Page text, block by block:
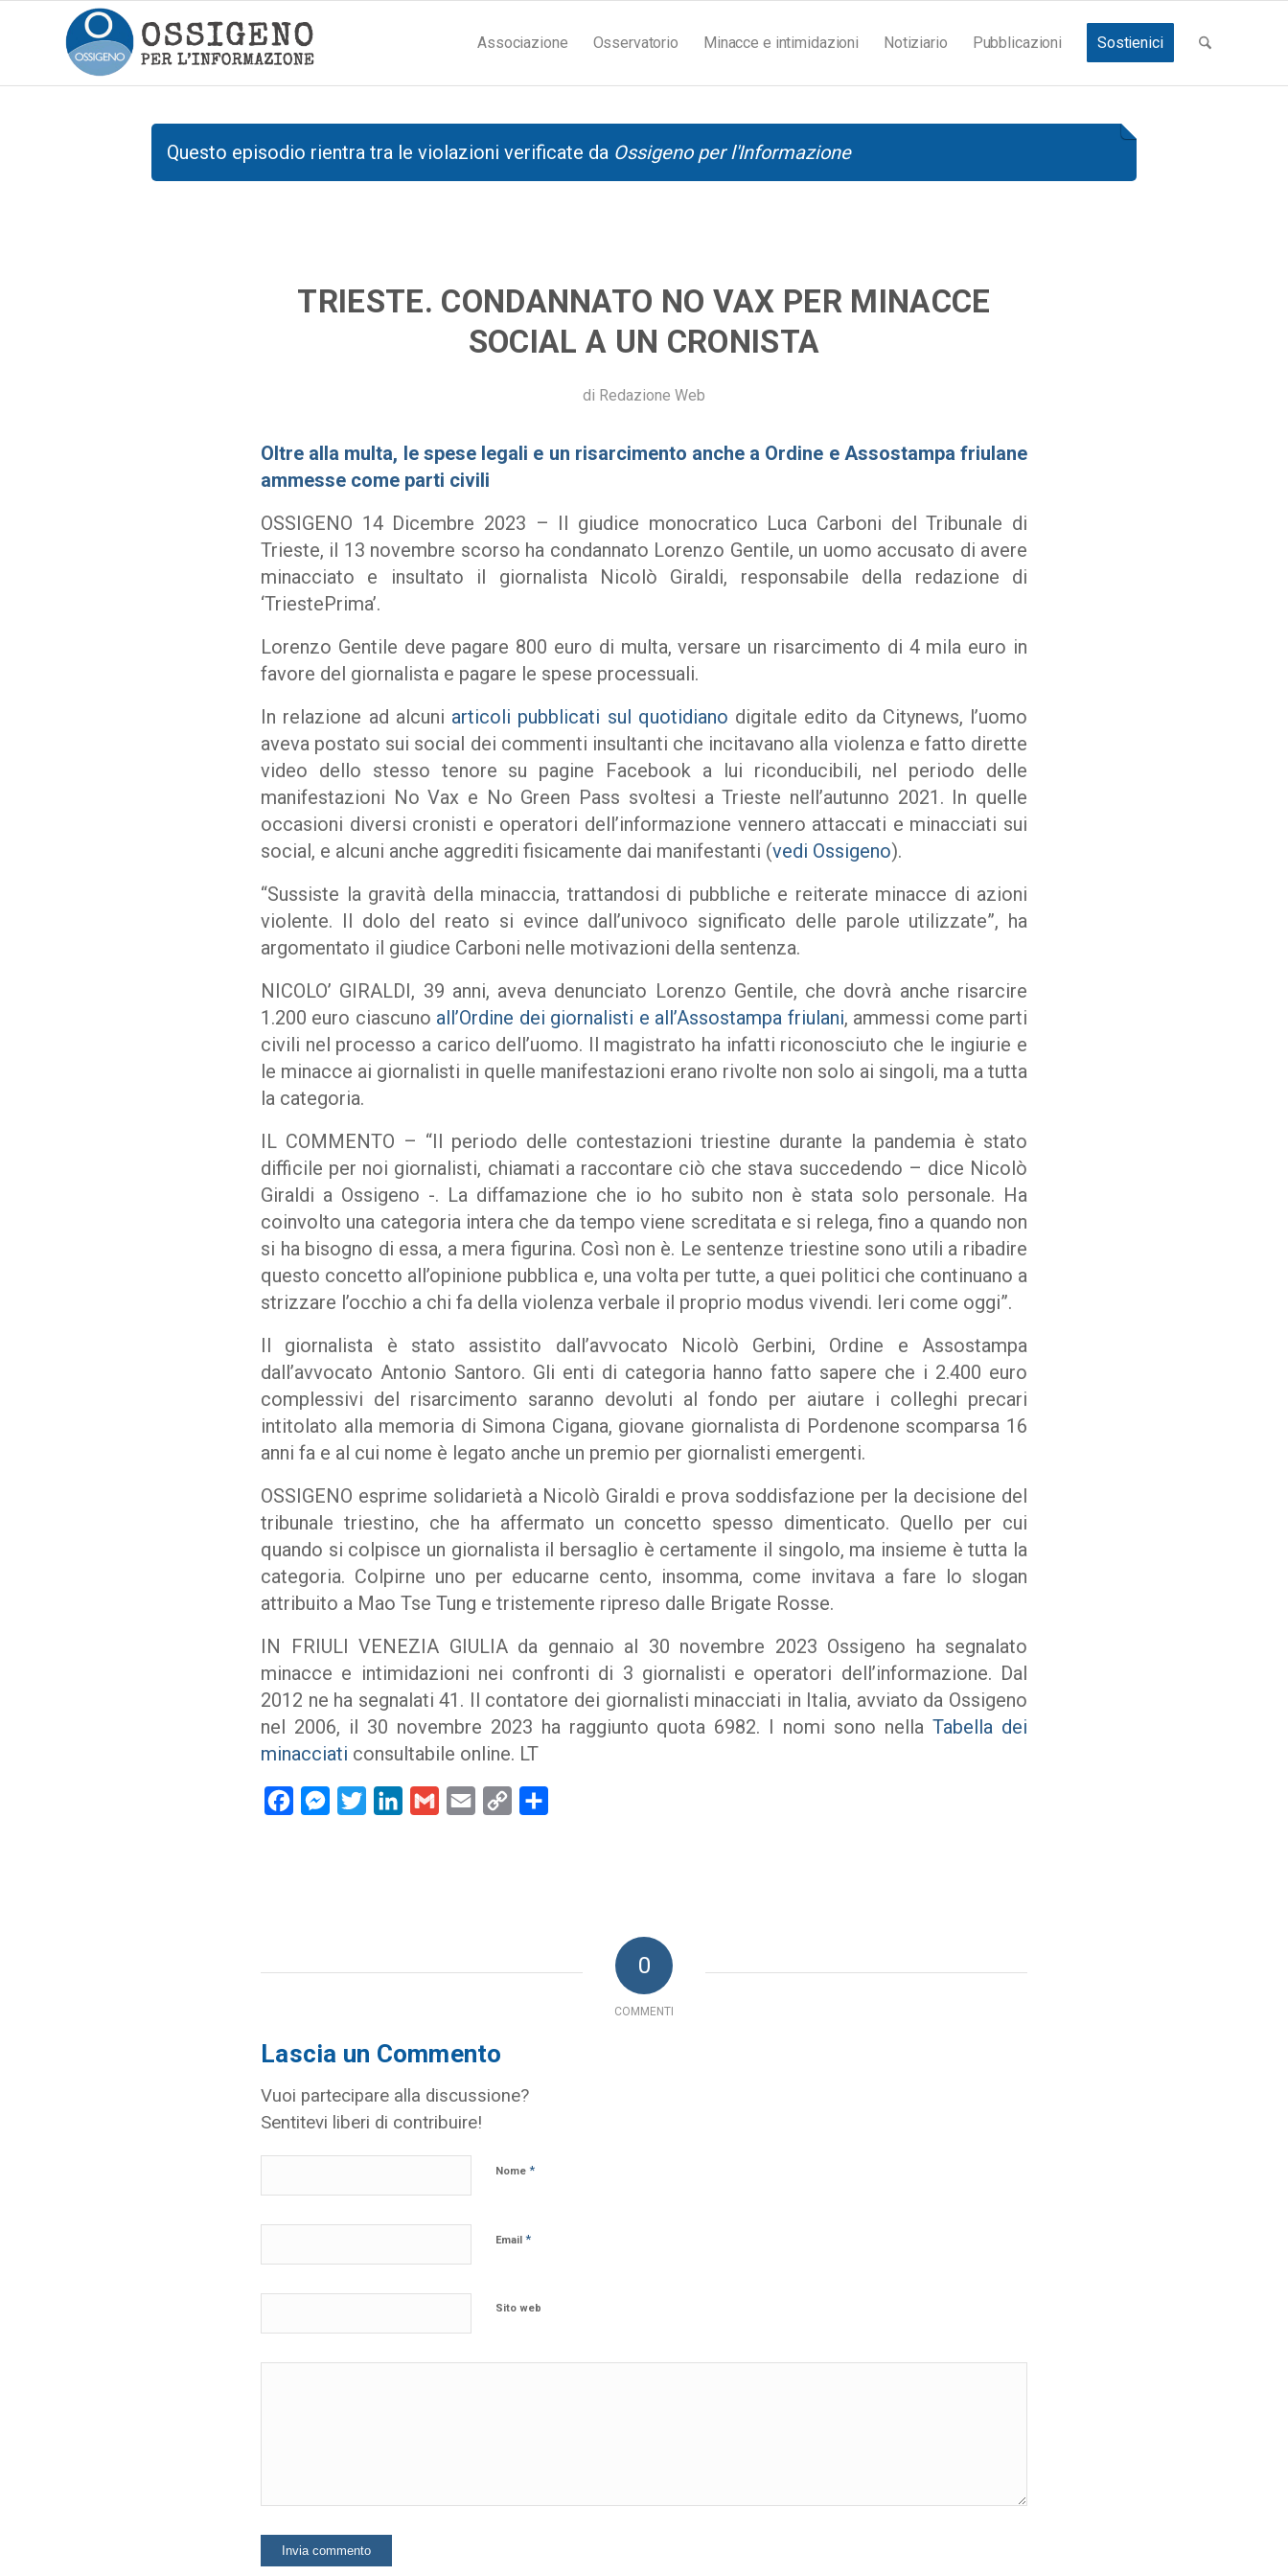
Associazione Osservatorio Minacce e intimidazioni Notiziario Pubblicazioni Sostienici
Questo episodio rientra tra le violazioni verificate da Ossigeno per l'Informazione
TRIESTE. CONDANNATO NO VAX PER MINACCE
SOCIAL A UN CRONISTA
di Redazione Web
Oltre alla multa, le spese legali e un risarcimento anche a Ordine e Assostampa friulane
ammesse come parti civili
OSSIGENO 14 Dicembre 2023 – Il giudice monocratico Luca Carboni del Tribunale di
Trieste, il 13 novembre scorso ha condannato Lorenzo Gentile, un uomo accusato di avere
minacciato e insultato il giornalista Nicolò Giraldi, responsabile della redazione di
‘TriestePrima’.
Lorenzo Gentile deve pagare 800 euro di multa, versare un risarcimento di 4 mila euro in
favore del giornalista e pagare le spese processuali.
In relazione ad alcuni articoli pubblicati sul quotidiano digitale edito da Citynews, l’uomo
aveva postato sui social dei commenti insultanti che incitavano alla violenza e fatto dirette
video dello stesso tenore su pagine Facebook a lui riconducibili, nel periodo delle
manifestazioni No Vax e No Green Pass svoltesi a Trieste nell’autunno 2021. In quelle
occasioni diversi cronisti e operatori dell’informazione vennero attaccati e minacciati sui
social, e alcuni anche aggrediti fisicamente dai manifestanti (vedi Ossigeno).
“Sussiste la gravità della minaccia, trattandosi di pubbliche e reiterate minacce di azioni
violente. Il dolo del reato si evince dall’univoco significato delle parole utilizzate”, ha
argomentato il giudice Carboni nelle motivazioni della sentenza.
NICOLO’ GIRALDI, 39 anni, aveva denunciato Lorenzo Gentile, che dovrà anche risarcire
1.200 euro ciascuno all’Ordine dei giornalisti e all’Assostampa friulani, ammessi come parti
civili nel processo a carico dell’uomo. Il magistrato ha infatti riconosciuto che le ingiurie e
le minacce ai giornalisti in quelle manifestazioni erano rivolte non solo ai singoli, ma a tutta
la categoria.
IL COMMENTO – “Il periodo delle contestazioni triestine durante la pandemia è stato
difficile per noi giornalisti, chiamati a raccontare ciò che stava succedendo – dice Nicolò
Giraldi a Ossigeno -. La diffamazione che io ho subito non è stata solo personale. Ha
coinvolto una categoria intera che da tempo viene screditata e si relega, fino a quando non
si ha bisogno di essa, a mera figurina. Così non è. Le sentenze triestine sono utili a ribadire
questo concetto all’opinione pubblica e, una volta per tutte, a quei politici che continuano a
strizzare l’occhio a chi fa della violenza verbale il proprio modus vivendi. Ieri come oggi”.
Il giornalista è stato assistito dall’avvocato Nicolò Gerbini, Ordine e Assostampa
dall’avvocato Antonio Santoro. Gli enti di categoria hanno fatto sapere che i 2.400 euro
complessivi del risarcimento saranno devoluti al fondo per aiutare i colleghi precari
intitolato alla memoria di Simona Cigana, giovane giornalista di Pordenone scomparsa 16
anni fa e al cui nome è legato anche un premio per giornalisti emergenti.
OSSIGENO esprime solidarietà a Nicolò Giraldi e prova soddisfazione per la decisione del
tribunale triestino, che ha affermato un concetto spesso dimenticato. Quello per cui
quando si colpisce un giornalista il bersaglio è certamente il singolo, ma insieme è tutta la
categoria. Colpirne uno per educarne cento, insomma, come invitava a fare lo slogan
attribuito a Mao Tse Tung e tristemente ripreso dalle Brigate Rosse.
IN FRIULI VENEZIA GIULIA da gennaio al 30 novembre 2023 Ossigeno ha segnalato
minacce e intimidazioni nei confronti di 3 giornalisti e operatori dell’informazione. Dal
2012 ne ha segnalati 41. Il contatore dei giornalisti minacciati in Italia, avviato da Ossigeno
nel 2006, il 30 novembre 2023 ha raggiunto quota 6982. I nomi sono nellaTabella dei
minacciati consultabile online. LT
FacebookMessenger
Twitter LinkedInGmail Email
Copy
0
COMMENTI
Lascia un Commento
Vuoi partecipare alla discussione?
Sentitevi liberi di contribuire!
Nome *
Email *
Sito web